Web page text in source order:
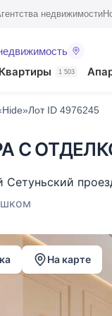
недвижимости
Квартиры 1 503
Лот ID 4976245
С
Сетуньский
На карте
О домеНа карте